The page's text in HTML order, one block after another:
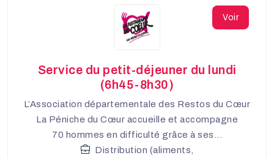
Voir
Service du petit-déjeuner du lundi
(6h45-8h30)
L’Association départementale des Restos du Cœur
La Péniche du Cœur accueille et accompagne
70 hommes en difficulté grâce à ses...
Distribution (aliments,